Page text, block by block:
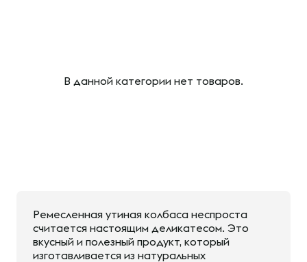
В данной категории нет товаров.
Ремесленная утиная колбаса неспроста
считается настоящим деликатесом. Это
вкусный и полезный продукт, который
изготавливается из натуральных